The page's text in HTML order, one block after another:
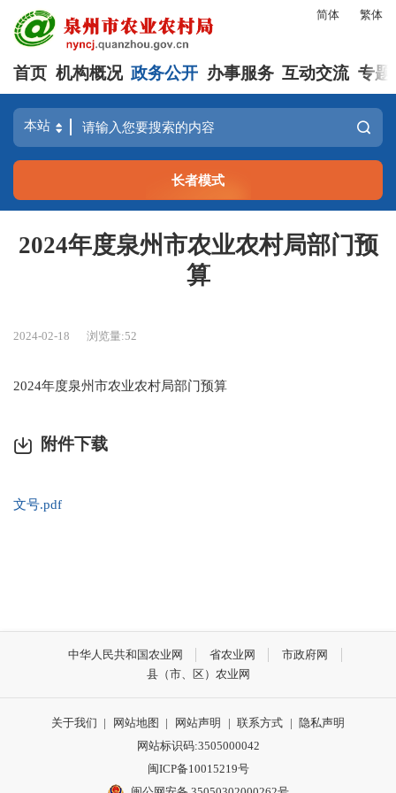
简体 繁体
首页 机构概况 政务公开 办事服务 互动交流 专题
长者模式
2024年度泉州市农业农村局部门预
算
2024-02-18 浏览量:52
2024年度泉州市农业农村局部门预算
附件下载
文号.pdf
中华人民共和国农业网 省农业网
市政府网
县（市、区）农业网
关于我们 | 网站地图 | 网站声明 | 联系方式 | 隐私声明
网站标识码:3505000042
闽ICP备10015219号